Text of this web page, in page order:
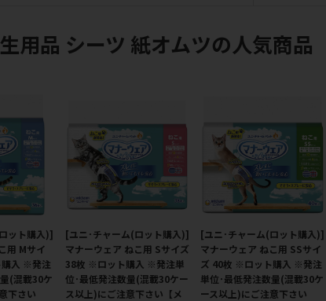
用品 シーツ 紙オムツの人気商品
ット購入)]
用 Mサイ
入 ※発注
(混載30ケ
下さい
[ユニ･チャーム(ロット購入)]
マナーウェア ねこ用 Sサイズ
38枚 ※ロット購入 ※発注単
位･最低発注数量(混載30ケー
ス以上)にご注意下さい【メ
[ユニ･チャーム(ロット購入)]
マナーウェア ねこ用 SSサイ
ズ 40枚 ※ロット購入 ※発注
単位･最低発注数量(混載30ケ
ース以上)にご注意下さい